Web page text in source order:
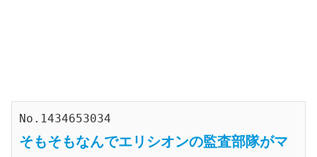
No.1434653034
そもそもなんでエリシオンの監査部隊がマ